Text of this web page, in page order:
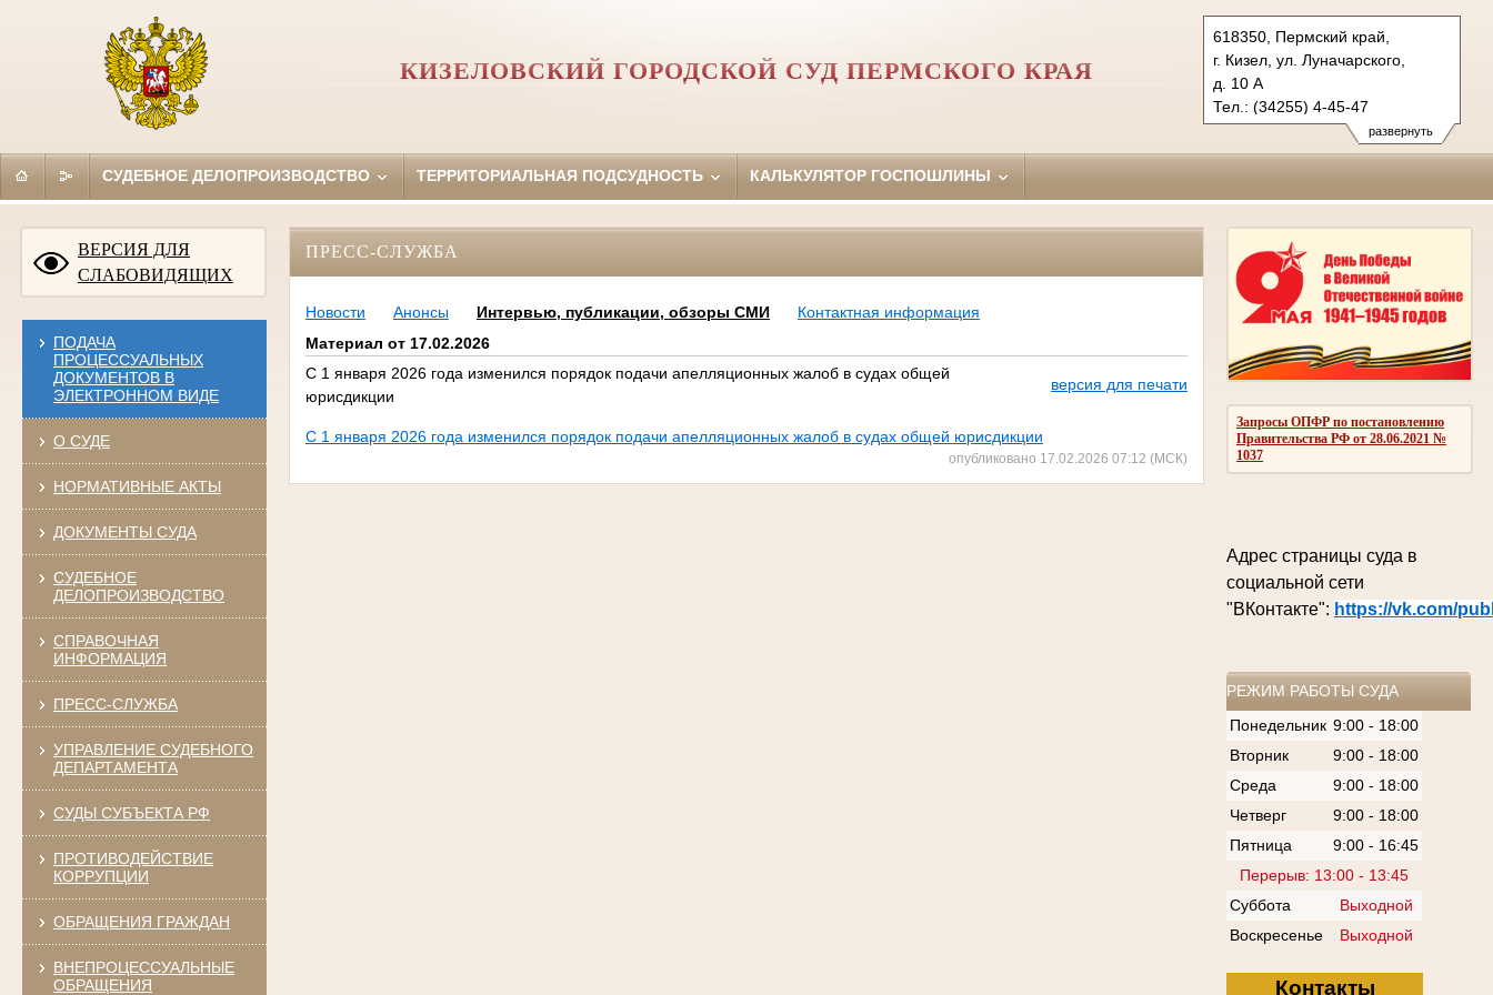
развернуть
618350, Пермский край,
г. Кизел, ул. Луначарского,
д. 10 А
Тел.: (34255) 4-45-47
kizelovsky.perm@sudrf.ru
КИЗЕЛОВСКИЙ ГОРОДСКОЙ СУД ПЕРМСКОГО КРАЯ
СУДЕБНОЕ ДЕЛОПРОИЗВОДСТВО ТЕРРИТОРИАЛЬНАЯ ПОДСУДНОСТЬ КАЛЬКУЛЯТОР ГОСПОШЛИНЫ
ВЕРСИЯ ДЛЯ
СЛАБОВИДЯЩИХ
ПОДАЧА
ПРОЦЕССУАЛЬНЫХ
ДОКУМЕНТОВ В
ЭЛЕКТРОННОМ ВИДЕ
О СУДЕ
НОРМАТИВНЫЕ АКТЫ
ДОКУМЕНТЫ СУДА
СУДЕБНОЕ
ДЕЛОПРОИЗВОДСТВО
СПРАВОЧНАЯ
ИНФОРМАЦИЯ
ПРЕСС-СЛУЖБА
УПРАВЛЕНИЕ СУДЕБНОГО
ДЕПАРТАМЕНТА
СУДЫ СУБЪЕКТА РФ
ПРОТИВОДЕЙСТВИЕ
КОРРУПЦИИ
ОБРАЩЕНИЯ ГРАЖДАН
ВНЕПРОЦЕССУАЛЬНЫЕ
ОБРАЩЕНИЯ
Запросы ОПФР по постановлению
Правительства РФ от 28.06.2021 №
1037
Адрес страницы суда в
социальной сети
"ВКонтакте": https://vk.com/
РЕЖИМ РАБОТЫ СУДА
Понедельник 9:00 - 18:00
Вторник
9:00 - 18:00
Среда
9:00 - 18:00
Четверг
9:00 - 18:00
Пятница
9:00 - 16:45
Перерыв: 13:00 - 13:45
Суббота
Выходной
Воскресенье
Выходной
Контакты
ПРЕСС-СЛУЖБА
Новости Анонсы Интервью, публикации, обзоры СМИ
Контактная информация
Материал от 17.02.2026
С 1 января 2026 года изменился порядок подачи апелляционных жалоб в судах общей
юрисдикции
версия для печати
С 1 января 2026 года изменился порядок подачи апелляционных жалоб в судах общей юрисдикции
опубликовано 17.02.2026 07:12 (МСК)